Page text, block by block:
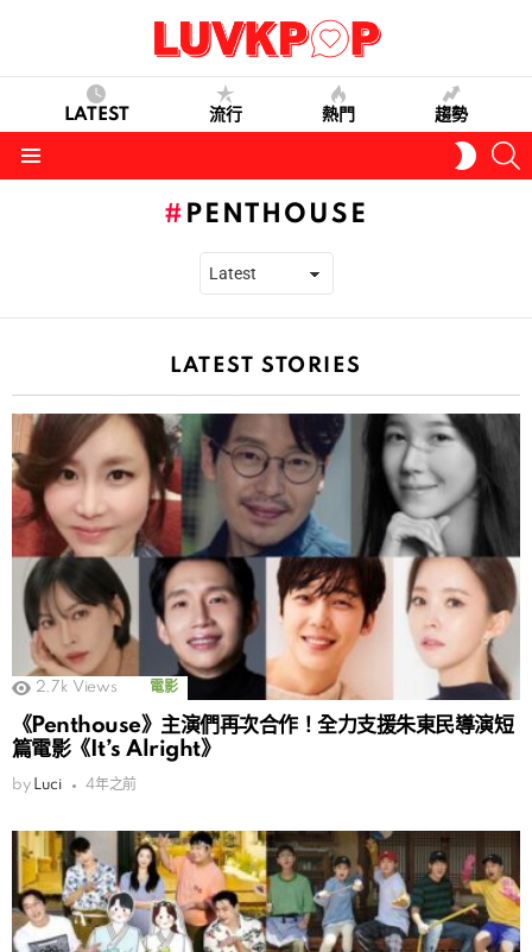
LATEST 流行 熱門 趨勢
SKIN
PENTHOUSE
LATEST STORIES
2.7k Views 電影
《Penthouse》主演們再次合作！全力支援朱東民導演短
篇電影《It’s Alright》
by Luci 4年之前